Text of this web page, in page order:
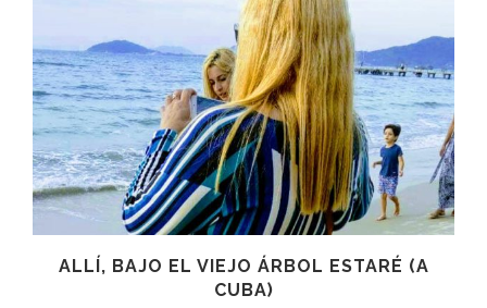
ALLÍ, BAJO EL VIEJO ÁRBOL ESTARÉ (A
CUBA)